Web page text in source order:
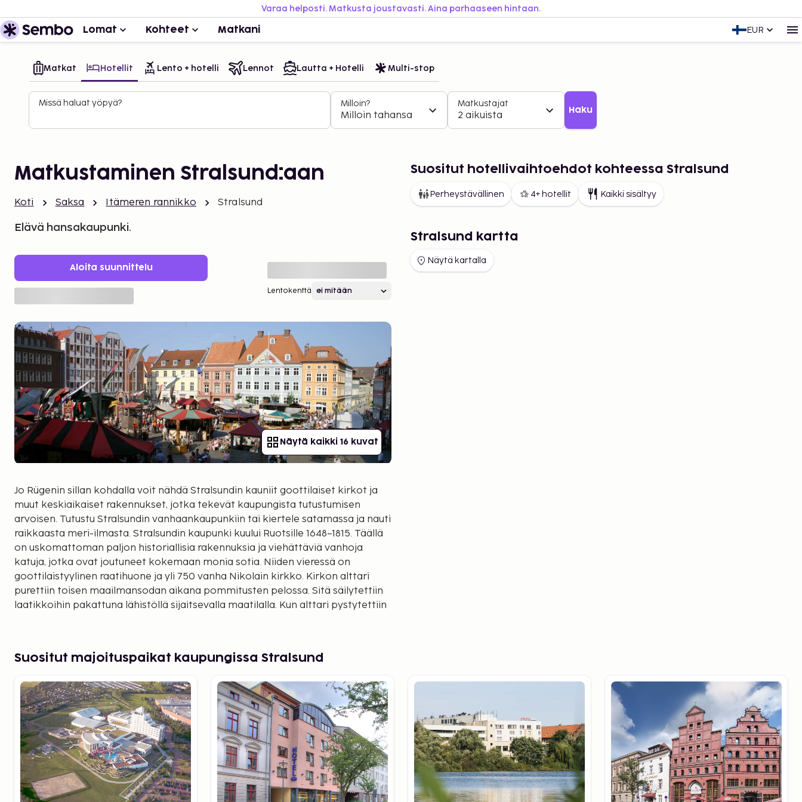
Varaa helposti. Matkusta joustavasti. Aina parhaaseen hintaan.
Lomat Kohteet Matkani EUR
Matkat Hotellit Lento + hotelli Lennot Lautta + Hotelli Multi-stop
Missä haluat yöpyä? Milloin?
Milloin tahansa
Matkustajat
2 aikuista Haku
Matkustaminen Stralsund:aan
Koti Saksa Itämeren rannikko Stralsund
Elävä hansakaupunki.
Aloita suunnittelu
Lentokenttä
Näytä kaikki 16 kuvat
Jo Rügenin sillan kohdalla voit nähdä Stralsundin kauniit goottilaiset kirkot ja
muut keskiaikaiset rakennukset, jotka tekevät kaupungista tutustumisen
arvoisen. Tutustu Stralsundin vanhaankaupunkiin tai kiertele satamassa ja nauti
raikkaasta meri-ilmasta. Stralsundin kaupunki kuului Ruotsille 1648–1815. Täällä
on uskomattoman paljon historiallisia rakennuksia ja viehättäviä vanhoja
katuja, jotka ovat joutuneet kokemaan monia sotia. Niiden vieressä on
goottilaistyylinen raatihuone ja yli 750 vanha Nikolain kirkko. Kirkon alttari
purettiin toisen maailmansodan aikana pommitusten pelossa. Sitä säilytettiin
laatikkoihin pakattuna lähistöllä sijaitsevalla maatilalla. Kun alttari pystytettiin
Ozeaneum . Kaupungin hienoon merimuseoon kannattaa tutustua.. Lisätietoja
Hansedom. Tämä yksi Saksan hienoimmista vesipuistoista sijaitsee täällä
Stralsundissa. Se on upea elämys koko perheelle. Aikuiset voivat nauttia
hienosta kylpylästä saunoineen. Kun varaat Wyndham Stralsund HanseDom -
majoituksen meiltä, pääsette kylpyläosastolle ilmaiseksi.
Lähiseudut. Rügenin täysin ainutlaatuinen luonto sijaitsee lähellä. Nationalpark
Jasmund -kansallispuisto valkoisine liitukallioineen on tunnettu jo Caspar David
Friedrichin ajoista alkaen. Ne sijaitsevat saaren koillispuolella. Täällä voit ottaa
aurinkoa tai uida Itämeressä jollakin monista hiekkarannoista. Itäpuolella
Suositut hotellivaihtoehdot kohteessa Stralsund
Perheystävällinen 4+ hotellit Kaikki sisältyy
Stralsund kartta
Näytä kartalla
Suositut majoituspaikat kaupungissa Stralsund